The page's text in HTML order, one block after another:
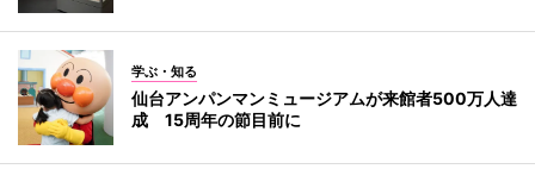
学ぶ・知る
仙台アンパンマンミュージアムが来館者500万人達
成 15周年の節目前に